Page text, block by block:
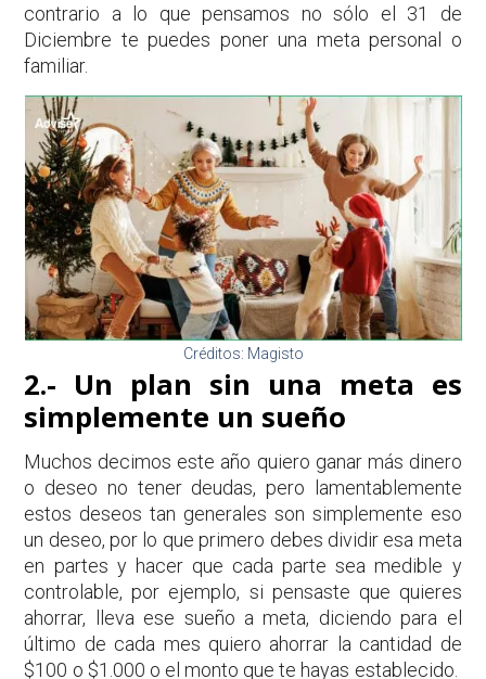
contrario a lo que pensamos no sólo el 31 de
Diciembre te puedes poner una meta personal o
familiar.
Créditos: Magisto
2.- Un plan sin una meta es
simplemente un sueño
Muchos decimos este año quiero ganar más dinero
o deseo no tener deudas, pero lamentablemente
estos deseos tan generales son simplemente eso
un deseo, por lo que primero debes dividir esa meta
en partes y hacer que cada parte sea medible y
controlable, por ejemplo, si pensaste que quieres
ahorrar, lleva ese sueño a meta, diciendo para el
último de cada mes quiero ahorrar la cantidad de
$100 o $1.000 o el monto que te hayas establecido.